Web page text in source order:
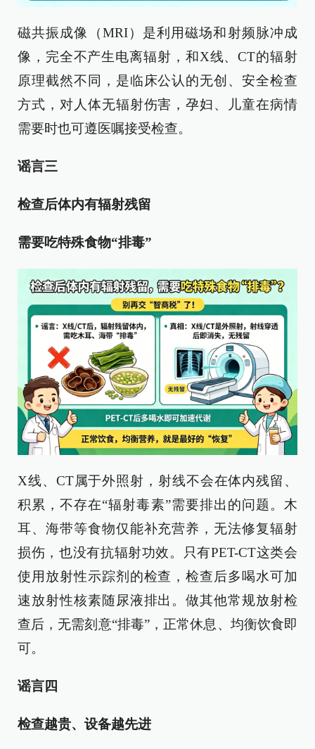
磁共振成像（MRI）是利用磁场和射频脉冲成
像，完全不产生电离辐射，和X线、CT的辐射
原理截然不同，是临床公认的无创、安全检查
方式，对人体无辐射伤害，孕妇、儿童在病情
需要时也可遵医嘱接受检查。
谣言三
检查后体内有辐射残留
需要吃特殊食物“排毒”
X线、CT属于外照射，射线不会在体内残留、
积累，不存在“辐射毒素”需要排出的问题。木
耳、海带等食物仅能补充营养，无法修复辐射
损伤，也没有抗辐射功效。只有PET-CT这类会
使用放射性示踪剂的检查，检查后多喝水可加
速放射性核素随尿液排出。做其他常规放射检
查后，无需刻意“排毒”，正常休息、均衡饮食即
可。
谣言四
检查越贵、设备越先进